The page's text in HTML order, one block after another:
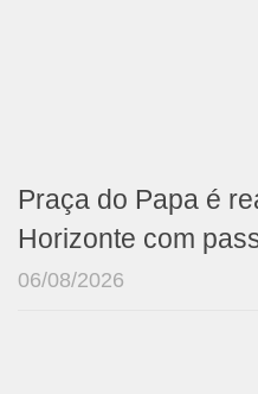
Praça do Papa é
Horizonte com
06/08/2026